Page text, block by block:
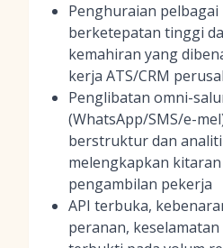
Penghuraian pelbagai
berketepatan tinggi
kemahiran yang
kerja ATS/CRM
Penglibatan omni-
(WhatsApp/SMS/e-
berstruktur dan
melengkapkan
pengambilan pekerja
API terbuka,
peranan,